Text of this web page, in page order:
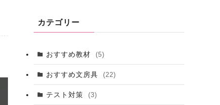
カテゴリー
おすすめ教材 (5)
おすすめ文房具 (22)
テスト対策 (3)